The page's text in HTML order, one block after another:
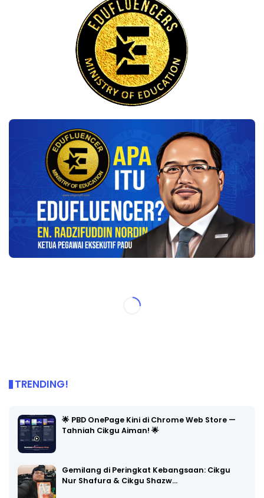
TRENDING!
🌟 PBD OnePage Kini di Chrome Web Store —
Tahniah Cikgu Aiman! 🌟
Gemilang di Peringkat Kebangsaan: Cikgu
Nur Shafura & Cikgu Shazw…